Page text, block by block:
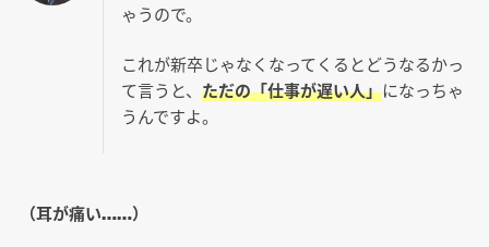
ゃうので。
これが新卒じゃなくなってくるとどうなるかっ
て言うと、 ただの「仕事が遅い人」になっちゃ
うんですよ。
（耳が痛い……）